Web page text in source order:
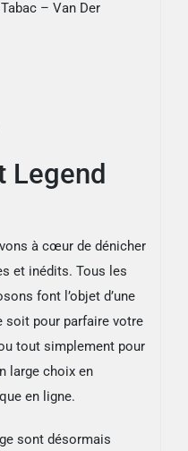
– Van Der
Legend
à cœur de dénicher
et inédits. Tous les
font l’objet d’une
soit pour parfaire votre
tout simplement pour
large choix en
en ligne.
sont désormais